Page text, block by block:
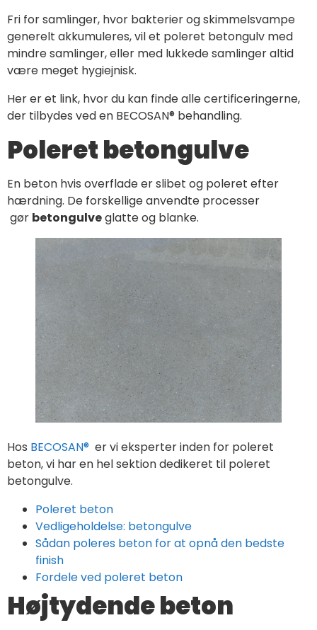
Fri for samlinger, hvor bakterier og skimmelsvampe
generelt akkumuleres, vil et poleret betongulv med
mindre samlinger, eller med lukkede samlinger altid
være meget hygiejnisk.
Her er et link, hvor du kan finde alle certificeringerne,
der tilbydes ved en BECOSAN® behandling.
Poleret betongulve
En beton hvis overflade er slibet og poleret efter
hærdning. De forskellige anvendte processer
gør betongulveglatte og blanke.
Hos BECOSAN® er vi eksperter inden for poleret
beton, vi har en hel sektion dedikeret til poleret
betongulve.
Poleret beton
Vedligeholdelse: betongulve
Sådan poleres beton for at opnå den bedste
finish
Fordele ved poleret beton
Højtydende beton